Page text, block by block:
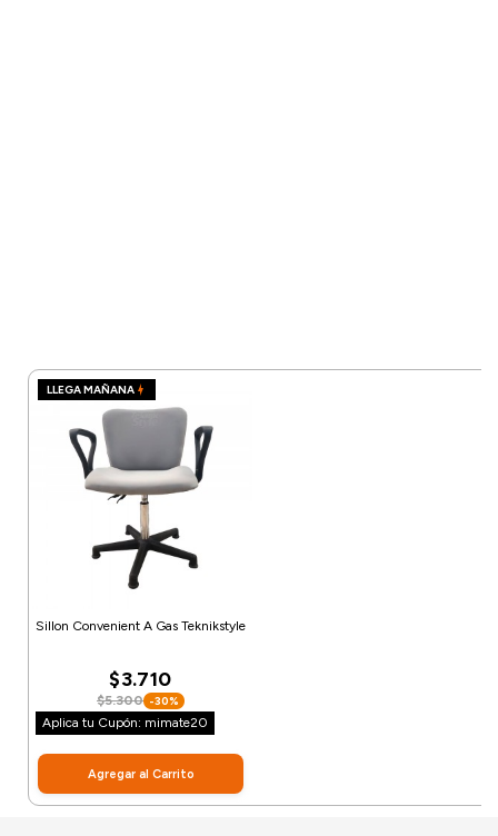
LLEGA MAÑANA
Sillon Convenient A Gas Teknikstyle
$3.710
$5.300 -30%
Aplica tu Cupón: mimate20
Agregar al Carrito